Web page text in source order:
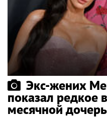
Экс-жених
показал редкое
месячной